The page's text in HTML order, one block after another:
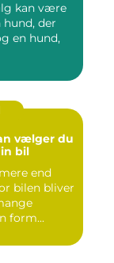
kan være
hund, der
en hund,
vælger du
bil
end
bilen bliver
form...